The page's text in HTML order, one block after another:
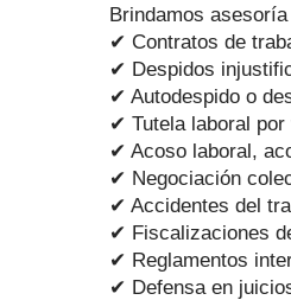
Brindamos
✔ Contratos de
✔ Despidos
✔ Autodespido o
✔ Tutela laboral
✔ Acoso laboral,
✔ Negociación
✔ Accidentes del
✔ Fiscalizaciones
✔ Reglamentos
✔ Defensa en